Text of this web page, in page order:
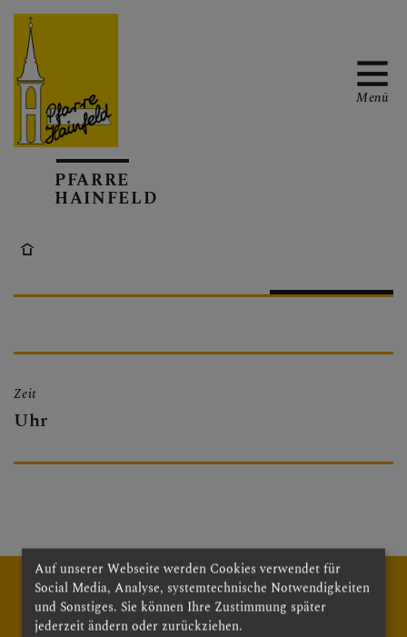
AKTUELL
GOTTESDIENSTE
PFARRTEAM
PFARRE
HAINFELD
Menü
Zeit
Uhr
Auf unserer Webseite werden Cookies verwendet für
Social Media, Analyse, systemtechnische Notwendigkeiten
und Sonstiges. Sie können Ihre Zustimmung später
jederzeit ändern oder zurückziehen.